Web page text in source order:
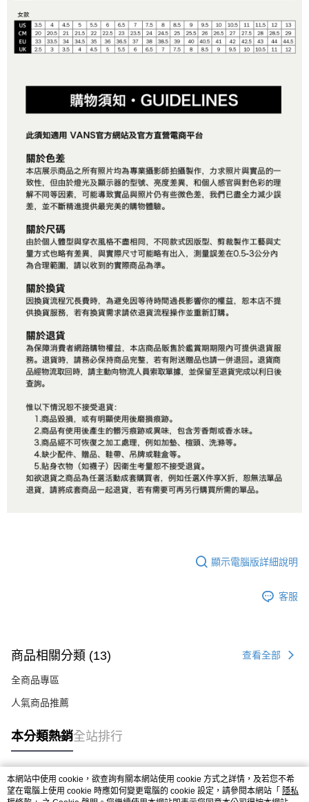
顯示電腦版詳細說明
客服
商品相關分類 (13) 查看全部
全商品專區
人氣商品推薦
本分類熱銷全站排行
熱門標籤
本網站中使用 cookie，欲查詢有關本網站使用 cookie 方式之詳情，及若您不希
望在電腦上使用 cookie 時應如何變更電腦的 cookie 設定，請參閱本網站「 隱私